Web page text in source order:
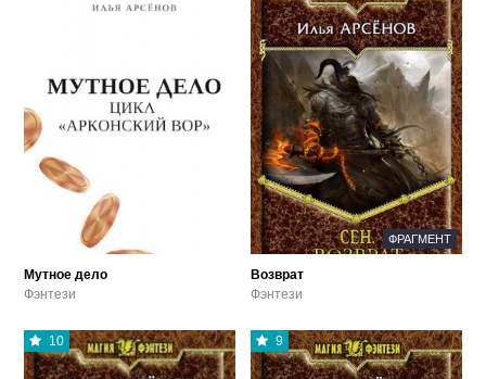
Мутное дело
Фэнтези
ФРАГМЕНТ
Возврат
Фэнтези
10 9